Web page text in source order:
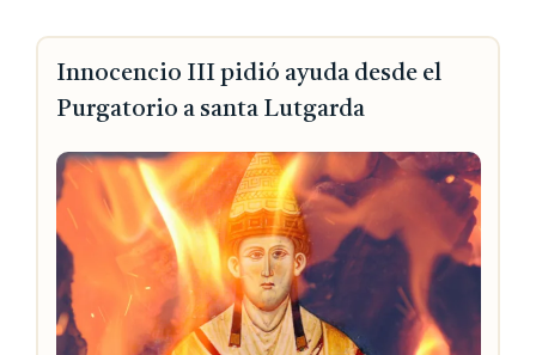
Innocencio III pidió ayuda desde el
Purgatorio a santa Lutgarda